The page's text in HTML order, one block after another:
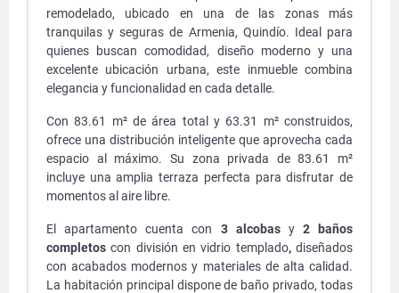
remodelado, ubicado en una de las zonas más
tranquilas y seguras de Armenia, Quindío. Ideal para
quienes buscan comodidad, diseño moderno y una
excelente ubicación urbana, este inmueble combina
elegancia y funcionalidad en cada detalle.
Con 83.61 m² de área total y 63.31 m² construidos,
ofrece una distribución inteligente que aprovecha cada
espacio al máximo. Su zona privada de 83.61 m²
incluye una amplia terraza perfecta para disfrutar de
momentos al aire libre.
El apartamento cuenta con 3 alcobasy 2 baños
completoscon división en vidrio templado,diseñados
con acabados modernos y materiales de alta calidad.
La habitación principal dispone de baño privado, todas